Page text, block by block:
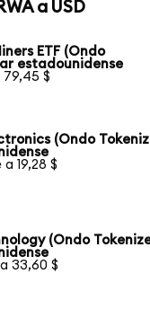
a USD
ETF (Ondo
estadounidense
79,45 $
(Ondo
19,28 $
(Ondo
33,60 $